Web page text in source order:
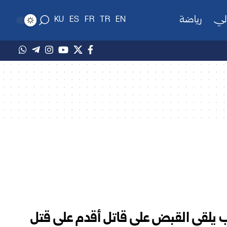
رياضة EN
TR
FR
ES
KU
القبض على قاتل أقدم على قتل